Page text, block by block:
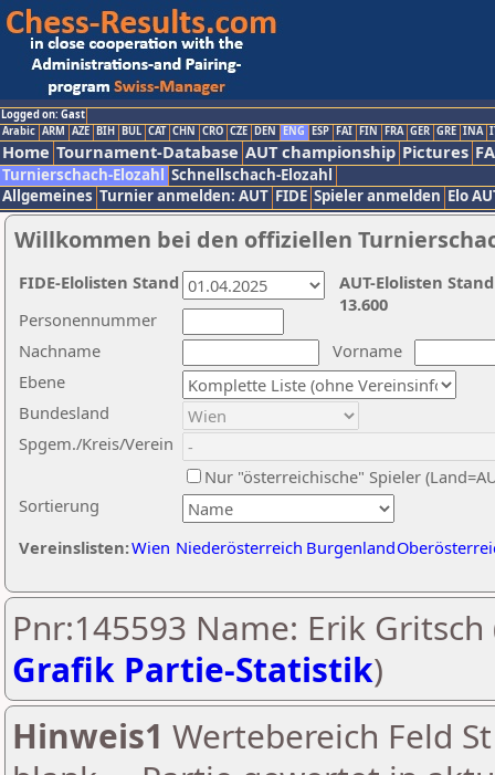
Logged on: Gast
Arabic ARM AZE BIH BUL CAT CHN CRO CZE DEN ENG ESP FAI FIN FRA GER GRE INA
Home Tournament-Database AUT championship Pictures
Turnierschach-Elozahl Schnellschach-Elozahl
Allgemeines Turnier anmelden: AUT FIDE Spieler anmelden Elo
Willkommen bei den offiziellen
Nachname
Vorname
Ebene
Sortierung
Personennummer
Bundesland
Spgem./Kreis/Verein
Nur "österreichische" Spieler
Vereinslisten:Wien Niederösterreich Burgenland
AUT-Elolisten
13.600
FIDE-Elolisten Stand
Pnr:145593 Name: Erik Gritsch
Grafik Partie-Statistik)
Hinweis1 Wertebereich Feld